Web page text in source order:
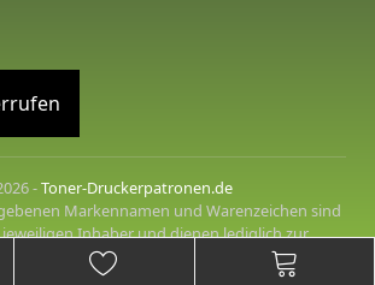
-Toner-Druckerpatronen.de
Markennamen und Warenzeichen sind
Inhaber und dienen lediglich zur
der angebotenen Produkte.